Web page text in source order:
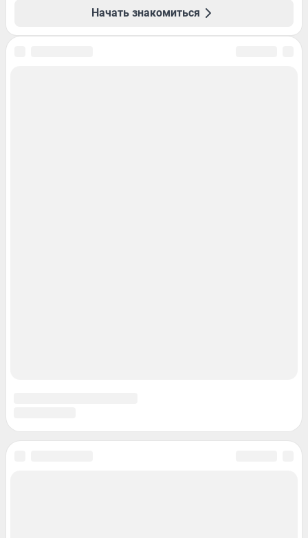
Начать знакомиться